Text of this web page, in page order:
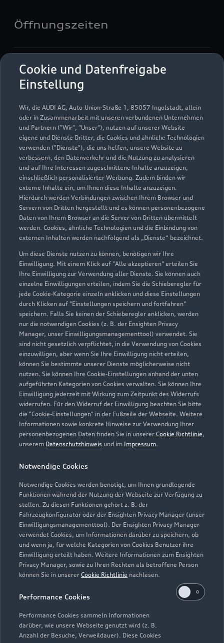
Cookie und Datenfreigabe
Einstellung
Wir, die AUDI AG, Auto-Union-Straße 1, 85057 Ingolstadt, allein
oder in Zusammenarbeit mit unseren verbundenen Unternehmen
und Partnern ("Wir", "Unser"), nutzen auf unserer Website
eigene und Dienste Dritter, die Cookies und ähnliche Technologien
verwenden ("Dienste"), die uns helfen, unsere Website zu
verbessern, den Datenverkehr und die Nutzung zu analysieren
und auf Ihre Interessen zugeschnittene Inhalte anzuzeigen,
einschließlich personalisierter Werbung. Zudem binden wir
externe Inhalte ein, um Ihnen diese Inhalte anzuzeigen.
Hierdurch werden Verbindungen zwischen Ihrem Browser und
Servern von Dritten hergestellt und es können personenbezogene
Daten von Ihrem Browser an die Server von Dritten übermittelt
werden. Cookies, ähnliche Technologien und die Einbindung von
externen Inhalten werden nachfolgend als „Dienste“ bezeichnet.
Um diese Dienste nutzen zu können, benötigen wir Ihre
Einwilligung. Mit einem Klick auf "Alle akzeptieren" erteilen Sie
Ihre Einwilligung zur Verwendung aller Dienste. Sie können auch
einzelne Einwilligungen erteilen, indem Sie die Schieberegler für
jede Cookie-Kategorie einzeln anklicken und diese Einstellungen
durch Klicken auf "Einstellungen speichern und fortfahren"
speichern. Falls Sie keinen der Schieberegler anklicken, werden
nur die notwendigen Cookies (z. B. der Ensighten Privacy
Manager, unser Einwilligungsmanagementtool) verwendet. Sie
sind nicht gesetzlich verpflichtet, in die Verwendung von Cookies
einzuwilligen, aber wenn Sie Ihre Einwilligung nicht erteilen,
können Sie bestimmte unserer Dienste möglicherweise nicht
nutzen. Sie können Ihre Cookie-Einstellungen anhand der unten
aufgeführten Kategorien von Cookies verwalten. Sie können Ihre
Einwilligung jederzeit mit Wirkung zum Zeitpunkt des Widerrufs
widerrufen. Für den Widerruf der Einwilligung beachten Sie bitte
die "Cookie-Einstellungen" in der Fußzeile der Webseite. Weitere
Informationen sowie konkrete Hinweise zur Verwendung Ihrer
personenbezogenen Daten finden Sie in unserer Cookie Richtlinie,
unserem Datenschutzhinweis und im Impressum.
Notwendige Cookies
Notwendige Cookies werden benötigt, um Ihnen grundlegende
Funktionen während der Nutzung der Webseite zur Verfügung zu
stellen. Zu diesen Funktionen gehört z. B. der
Fahrzeugkonfigurator oder der Ensighten Privacy Manager (unser
Einwilligungsmanagementtool). Der Ensighten Privacy Manager
verwendet Cookies, um Informationen darüber zu speichern, ob
und wenn ja, für welche Kategorien von Cookies Benutzer ihre
Einwilligung erteilt haben. Weitere Informationen zum Ensighten
Privacy Manager, sowie zu Ihren Rechten als betroffene Person
können Sie in unserer Cookie Richtlinie nachlesen.
Performance Cookies
Performance Cookies sammeln Informationen
darüber, wie unsere Webseite genutzt wird (z. B.
Anzahl der Besuche, Verweildauer). Diese Cookies
Öffnungszeiten
Geschlossen ,öffnet am Montag 08:00
Geschlossen ,öffnet am Montag 07:00
Teile & Zubehörverkauf
Geschlossen,öffnet am Montag 07:00
Zur Reparatur
Zur Inspektion
Zurück nach oben
Modelle
Elektromodelle
Neuwagensuche
Gebrauchtwagensuche
Service & Zubehör